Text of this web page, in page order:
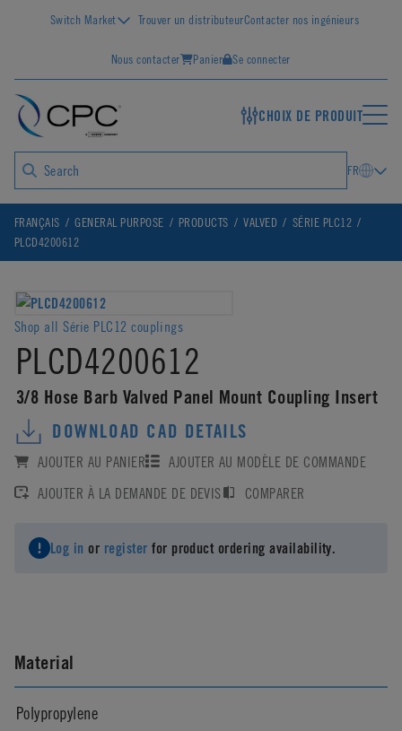
Switch Market Trouver un distributeurContacter nos ingénieurs
Nous contacter Panier Se connecter
CHOIX DE PRODUIT
FR
FRANÇAIS GENERAL PURPOSE PRODUCTS VALVED
SÉRIE PLC12
PLCD4200612
Shop all Série PLC12 couplings
PLCD4200612
3/8 Hose Barb Valved Panel Mount Coupling Insert
DOWNLOAD CAD DETAILS
AJOUTER AU PANIER
AJOUTER AU MODÈLE DE COMMANDE
AJOUTER À LA DEMANDE DE DEVIS
COMPARER
Log in or register for product ordering availability.
Material
Polypropylene